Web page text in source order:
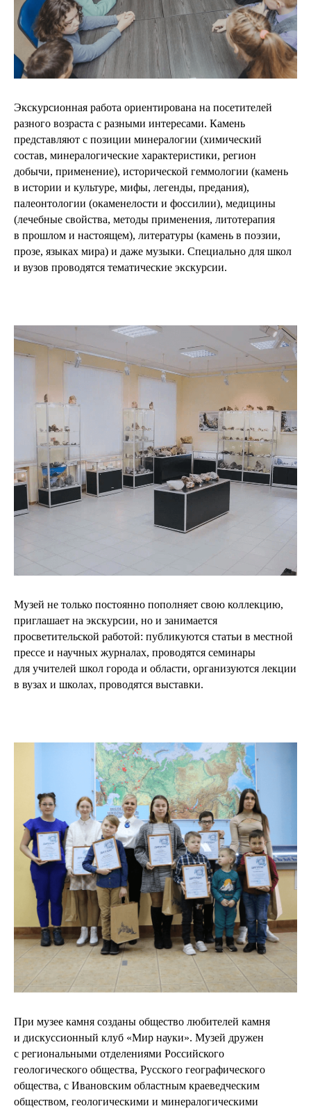
Экскурсионная работа ориентирована на посетителей
разного возраста с разными интересами. Камень
представляют с позиции минералогии (химический
состав, минералогические характеристики, регион
добычи, применение), исторической геммологии (камень
в истории и культуре, мифы, легенды, предания),
палеонтологии (окаменелости и фоссилии), медицины
(лечебные свойства, методы применения, литотерапия
в прошлом и настоящем), литературы (камень в поэзии,
прозе, языках мира) и даже музыки. Специально для школ
и вузов проводятся тематические экскурсии.
Музей не только постоянно пополняет свою коллекцию,
приглашает на экскурсии, но и занимается
просветительской работой: публикуются статьи в местной
прессе и научных журналах, проводятся семинары
для учителей школ города и области, организуются лекции
в вузах и школах, проводятся выставки.
При музее камня созданы общество любителей камня
и дискуссионный клуб «Мир науки». Музей дружен
с региональными отделениями Российского
геологического общества, Русского географического
общества, с Ивановским областным краеведческим
обществом, геологическими и минералогическими